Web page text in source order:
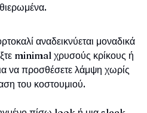
αναδεικνύεται μοναδικά
minimal χρυσούς κρίκους ή
να προσθέσετε λάμψη χωρίς
του κοστουμιού.